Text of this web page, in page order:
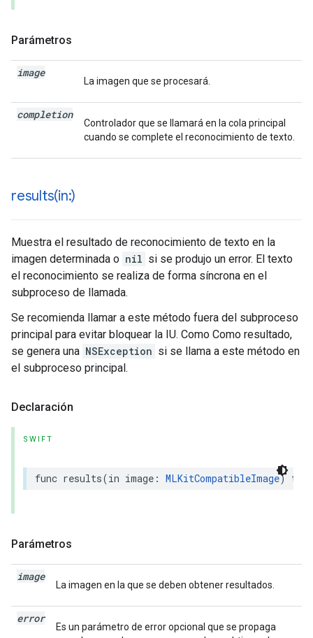
Parámetros
image
La imagen que se procesará.
completion
Controlador que se llamará en la cola principal
cuando se complete el reconocimiento de texto.
results(in:)
Muestra el resultado de reconocimiento de texto en la
imagen determinada o nil si se produjo un error. El texto
el reconocimiento se realiza de forma síncrona en el
subproceso de llamada.
Se recomienda llamar a este método fuera del subproceso
principal para evitar bloquear la IU. Como Como resultado,
se genera una NSException si se llama a este método en
el subproceso principal.
Declaración
SWIFT
func results(in image : MLKitCompatibleImage)
Parámetros
image
La imagen en la que se deben obtener resultados.
error
Es un parámetro de error opcional que se propaga